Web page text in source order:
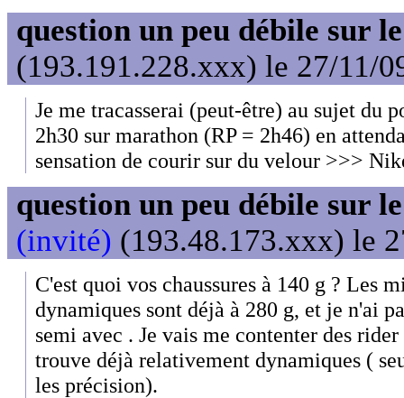
question un peu débile sur
(193.191.228.xxx) le 27/11/
Je me tracasserai (peut-être) au sujet du
2h30 sur marathon (RP = 2h46) en
sensation de courir sur du velour >>>
question un peu débile sur
(invité) (193.48.173.xxx) le
C'est quoi vos chaussures à 140 g ? Les
dynamiques sont déjà à 280 g, et je n'ai
semi avec . Je vais me contenter des
trouve déjà relativement dynamiques (
les précision).